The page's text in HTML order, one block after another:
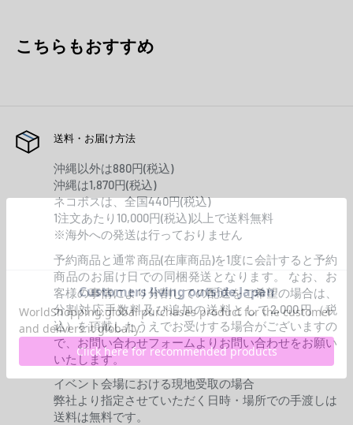
こちらもおすすめ
送料・お届け方法
沖縄以外は880円(税込)
沖縄は1,870円(税込)
ネコポスは、全国440円(税込)
1注文あたり10,000円(税込)以上で送料無料
※海外への発送は行っておりません
予約商品と通常商品(在庫商品)を1度に会計すると予約
商品のお届け日での同梱発送となります。 なお、お
客様の事情により分割しての配送をご希望の場合は、
分割対応手数料及び追加の送料として2,000円（税
込）を頂戴したうえでお受けする場合がございますの
で、お問い合わせフォームよりお問い合わせをお願い
いたします。
イベント会場における現地受取の場合
弊社より指定させていただく日時・場所での手渡しは
送料は無料です。